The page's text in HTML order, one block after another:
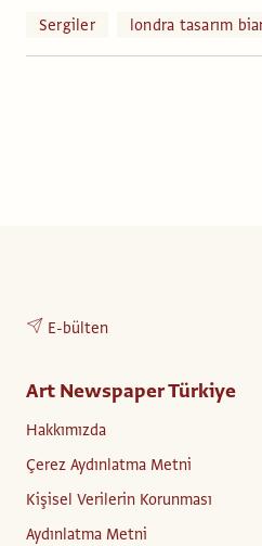
Sergiler londra tasarım
E-bülten
Art Newspaper Türkiye
Hakkımızda
Çerez Aydınlatma Metni
Kişisel Verilerin Korunması
Aydınlatma Metni